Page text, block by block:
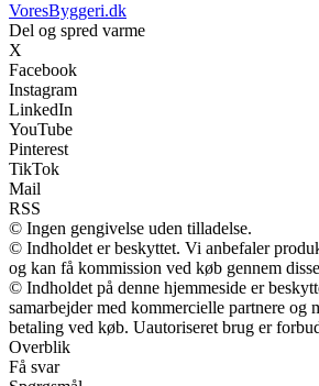
VoresByggeri.dk
Del og spred varme
X
Facebook
Instagram
LinkedIn
YouTube
Pinterest
TikTok
Mail
RSS
© Ingen gengivelse uden tilladelse.
© Indholdet er beskyttet. Vi anbefaler
og kan få kommission ved køb gennem
© Indholdet på denne hjemmeside er
samarbejder med kommercielle partnere og
betaling ved køb. Uautoriseret brug er
Overblik
Få svar